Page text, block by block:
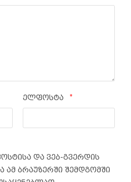
ელფოსტა *
და ვებ-გვერდის
ამ ბრაუზერში შემდგომში